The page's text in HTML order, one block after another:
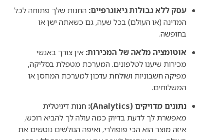
עסק ללא גבולות גיאוגרפיים: החנות שלך פתוחה לכל
המדינה (או העולם) בכל שעה, גם כשאתה ישן או
בחופשה.
אוטומציה מלאה של המכירות: אין צורך באנשי
מכירות שיענו לטלפונים. המערכת מטפלת בסליקה,
מפיקה חשבוניות ושולחת עדכון למערכת המחסן או
המשלוחים.
נתונים מדויקים (Analytics):
חנות דיגיטלית
מאפשרת לך לדעת בדיוק כמה עולה לך להביא רוכש,
איזה מוצר הוא הכי פופולרי, ואיפה הגולשים נוטשים את